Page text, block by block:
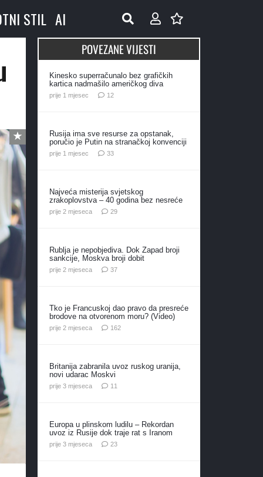
STIL AI
POVEZANE VIJESTI
Kinesko superračunalo bez grafičkih
kartica nadmašilo američkog diva
prije 1 mjesec 12komentara
Rusija ima sve resurse za opstanak,
poručio je Putin na stranačkoj konvenciji
prije 1 mjesec 33komentara
Najveća misterija svjetskog
zrakoplovstva – 40 godina bez nesreće
prije 2 mjeseca 29komentara
Rublja je nepobjediva. Dok Zapad broji
sankcije, Moskva broji dobit
prije 2 mjeseca 37komentara
Tko je Francuskoj dao pravo da presreće
brodove na otvorenom moru? (Video)
prije 2 mjeseca 162komentara
Britanija zabranila uvoz ruskog uranija,
novi udarac Moskvi
prije 3 mjeseca 11
Europa u plinskom ludilu – Rekordan
uvoz iz Rusije dok traje rat s Iranom
prije 3 mjeseca 23komentara